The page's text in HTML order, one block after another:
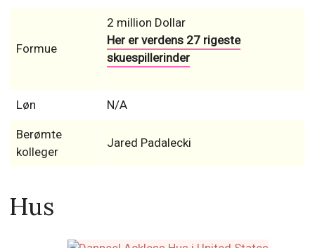
Formue
2 million Dollar
Her er verdens 27 rigeste
skuespillerinder
Løn N/A
Berømte
kolleger
Jared Padalecki
Hus